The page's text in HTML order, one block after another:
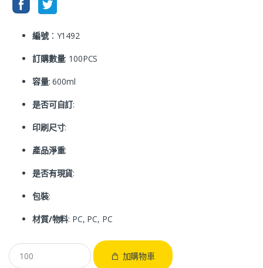
編號：Y1492
訂購數量: 100PCS
容量: 600ml
是否可自訂:
印刷尺寸:
產品淨重:
是否有現貨:
包裝:
材質/物料: PC, PC, PC
加購物車